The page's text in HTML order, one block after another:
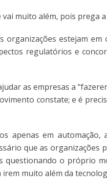
vai muito além, pois prega
organizações estejam
regulatórios e
as empresas a
constate; e é
apenas em automação,
que as organizações
o próprio
muito além da